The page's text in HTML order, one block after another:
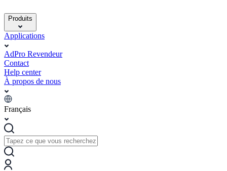
Produits
Applications
AdPro Revendeur
Contact
Help center
À propos de nous
Français